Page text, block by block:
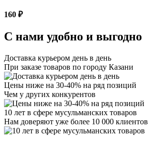
160 ₽
С нами удобно и выгодно
Доставка курьером день в день
При заказе товаров по городу Казани
Цены ниже на 30-40% на ряд позиций
Чем у других конкурентов
10 лет в сфере мусульманских товаров
Нам доверяют уже более 10 000 клиентов